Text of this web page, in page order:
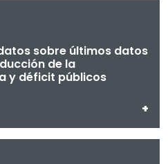
datos sobre últimos datos
de la
y déficit públicos
+